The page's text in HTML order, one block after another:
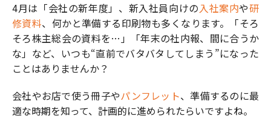
4月は「会社の新年度」、新入社員向けの入社案内や研
修資料、何かと準備する印刷物も多くなります。「そろ
そろ株主総会の資料を…」「年末の社内報、間に合うか
な」など、いつも“直前でバタバタしてしまう”になった
ことはありませんか？
会社やお店で使う冊子やパンフレット、準備するのに最
適な時期を知って、計画的に進められたらいですよね。